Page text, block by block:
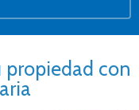
propiedad con